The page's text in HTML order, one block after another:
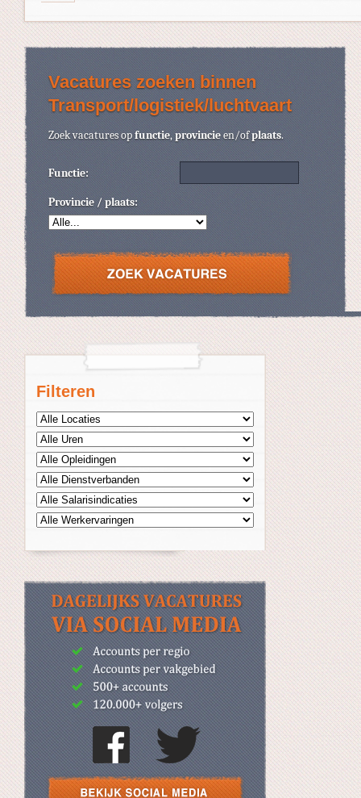
Filteren
Vacatures zoeken binnen
Transport/logistiek/luchtvaart
Zoek vacatures opfunctie,provincieen/ofplaats.
Functie:
Provincie / plaats: